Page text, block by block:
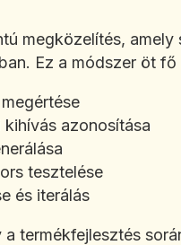
megközelítés,
Ez a módszer öt fő
azonosítása
tesztelése
és iterálás
termékfejlesztés